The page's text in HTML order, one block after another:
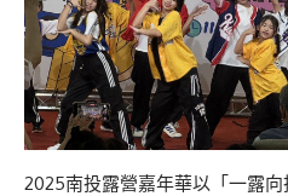
2025南投露營嘉年華以「一露